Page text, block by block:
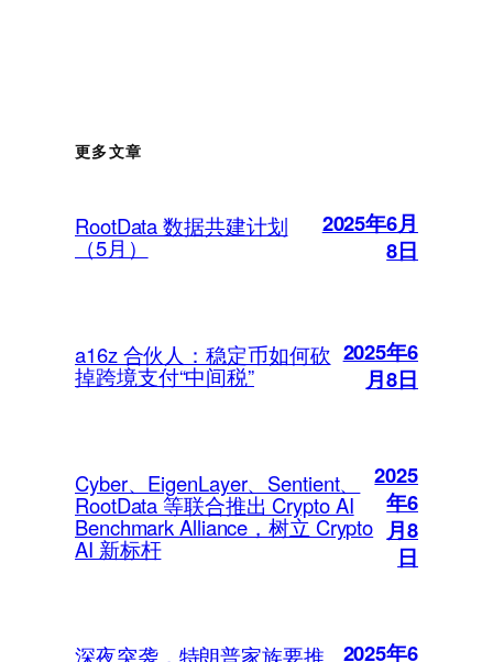
更多文章
RootData 数据共建计划
（5月）
2025年6月
8日
a16z 合伙人：稳定币如何砍
掉跨境支付“中间税”
2025年6
月8日
Cyber、EigenLayer、Sentient、
RootData 等联合推出 Crypto AI
Benchmark Alliance，树立 Crypto
AI 新标杆
2025
年6
月8
日
深夜突袭，特朗普家族要推 2025年6